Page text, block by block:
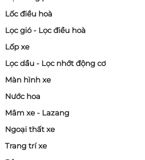
Lốc điều hoà
Lọc gió - Lọc điều hoà
Lốp xe
Lọc dầu - Lọc nhớt động cơ
Màn hình xe
Nước hoa
Mâm xe - Lazang
Ngoại thất xe
Trang trí xe